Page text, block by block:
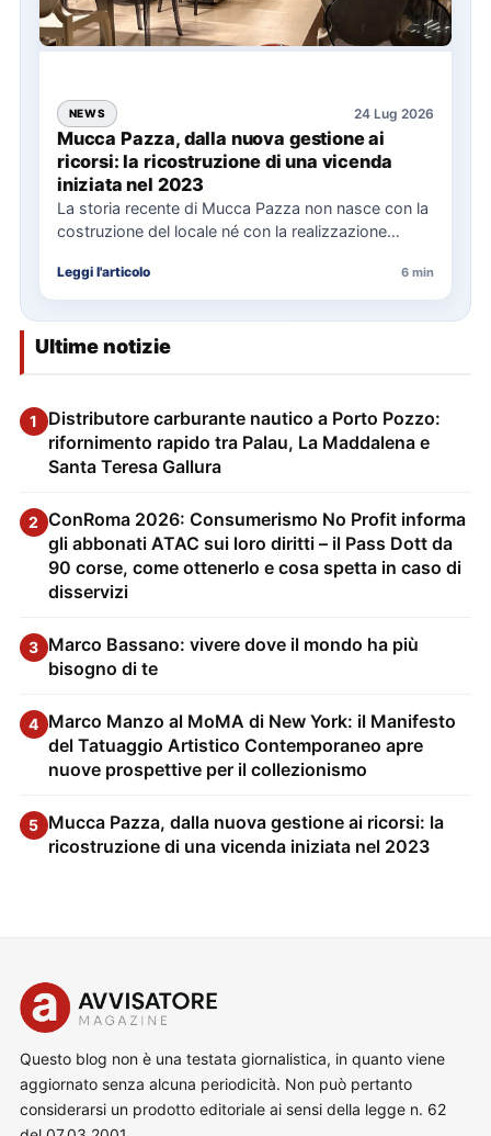
NEWS 24 Lug 2026
Mucca Pazza, dalla nuova gestione ai
ricorsi: la ricostruzione di una vicenda
iniziata nel 2023
La storia recente di Mucca Pazza non nasce con la
costruzione del locale né con la realizzazione
Leggi l'articolo 6 min
Ultime notizie
1
Distributore carburante nautico a Porto Pozzo:
rifornimento rapido tra Palau, La Maddalena e
Santa Teresa Gallura
2 ConRoma 2026: Consumerismo No Profit informa
gli abbonati ATAC sui loro diritti – il Pass Dott da
90 corse, come ottenerlo e cosa spetta in caso di
disservizi
3 Marco Bassano: vivere dove il mondo ha più
bisogno di te
4 Marco Manzo al MoMA di New York: il Manifesto
del Tatuaggio Artistico Contemporaneo apre
nuove prospettive per il collezionismo
5 Mucca Pazza, dalla nuova gestione ai ricorsi: la
ricostruzione di una vicenda iniziata nel 2023
Questo blog non è una testata giornalistica, in quanto viene
aggiornato senza alcuna periodicità. Non può pertanto
considerarsi un prodotto editoriale ai sensi della legge n. 62